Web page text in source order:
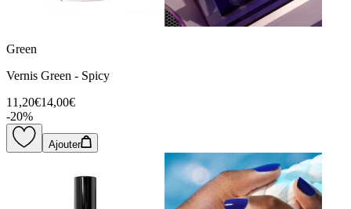
Green
Vernis Green - Spicy
11,20€14,00€
-20%
Ajouter